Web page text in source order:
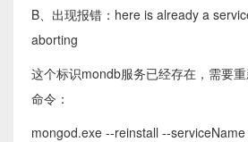
B、出现报错：here is already a
aborting
这个标识mondb服务已经存在，需要
命令：
mongod.exe --reinstall --